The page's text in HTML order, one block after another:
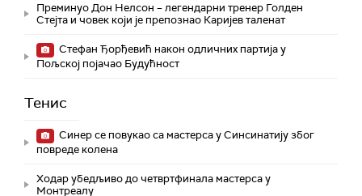
Преминуо Дон Нелсон – легендарни тренер Голден
Стејта и човек који је препознао Каријев таленат
Стефан Ђорђевић након одличних партија у
Пољској појачао Будућност
Тенис
Синер се повукао са мастерса у Синсинатију због
повреде колена
Ходар убедљиво до четвртфинала мастерса у
Монтреалу